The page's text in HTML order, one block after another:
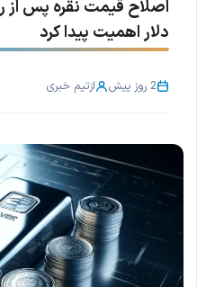
دلار اهمیت پیدا کرد
2 روز پیش ازتیم خبری